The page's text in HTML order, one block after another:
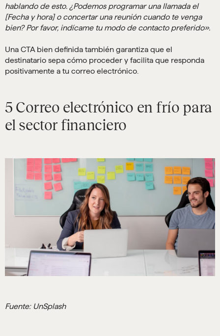
hablando de esto. ¿Podemos programar una llamada el
[Fecha y hora] o concertar una reunión cuando te venga
bien? Por favor, indícame tu modo de contacto preferido».
Una CTA bien definida también garantiza que el
destinatario sepa cómo proceder y facilita que responda
positivamente a tu correo electrónico.
5 Correo electrónico en frío para
el sector financiero
Fuente: UnSplash